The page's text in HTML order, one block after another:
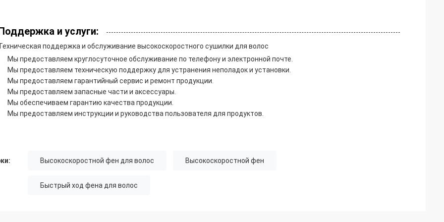
и услуги:
поддержка и обслуживание высокоскоростного сушилки для волос
Мы предоставляем круглосуточное обслуживание по телефону и электронной почте.
Мы предоставляем техническую поддержку для устранения неполадок и установки.
Мы предоставляем гарантийный сервис и ремонт продукции.
Мы предоставляем запасные части и аксессуары.
Мы обеспечиваем гарантию качества продукции.
Мы предоставляем инструкции и руководства пользователя для продуктов.
Высокоскоростной фен для волос Высокоскоростной фен
Быстрый ход фена для волос